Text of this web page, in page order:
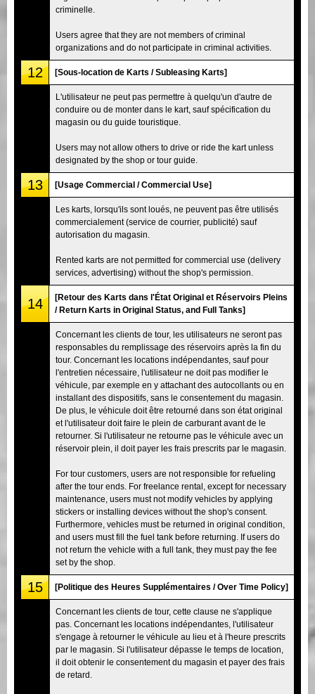
criminelle.
Users agree that they are not members of criminal
organizations and do not participate in criminal activities.
12 [Sous-location de Karts / Subleasing Karts]
L'utilisateur ne peut pas permettre à quelqu'un d'autre de
conduire ou de monter dans le kart, sauf spécification du
magasin ou du guide touristique.
Users may not allow others to drive or ride the kart unless
designated by the shop or tour guide.
13 [Usage Commercial / Commercial Use]
Les karts, lorsqu'ils sont loués, ne peuvent pas être utilisés
commercialement (service de courrier, publicité) sauf
autorisation du magasin.
Rented karts are not permitted for commercial use (delivery
services, advertising) without the shop's permission.
14
[Retour des Karts dans l'État Original et Réservoirs Pleins
/ Return Karts in Original Status, and Full Tanks]
Concernant les clients de tour, les utilisateurs ne seront pas
responsables du remplissage des réservoirs après la fin du
tour. Concernant les locations indépendantes, sauf pour
l'entretien nécessaire, l'utilisateur ne doit pas modifier le
véhicule, par exemple en y attachant des autocollants ou en
installant des dispositifs, sans le consentement du magasin.
De plus, le véhicule doit être retourné dans son état original
et l'utilisateur doit faire le plein de carburant avant de le
retourner. Si l'utilisateur ne retourne pas le véhicule avec un
réservoir plein, il doit payer les frais prescrits par le magasin.
For tour customers, users are not responsible for refueling
after the tour ends. For freelance rental, except for necessary
maintenance, users must not modify vehicles by applying
stickers or installing devices without the shop's consent.
Furthermore, vehicles must be returned in original condition,
and users must fill the fuel tank before returning. If users do
not return the vehicle with a full tank, they must pay the fee
set by the shop.
15 [Politique des Heures Supplémentaires / Over Time Policy]
Concernant les clients de tour, cette clause ne s'applique
pas. Concernant les locations indépendantes, l'utilisateur
s'engage à retourner le véhicule au lieu et à l'heure prescrits
par le magasin. Si l'utilisateur dépasse le temps de location,
il doit obtenir le consentement du magasin et payer des frais
de retard.